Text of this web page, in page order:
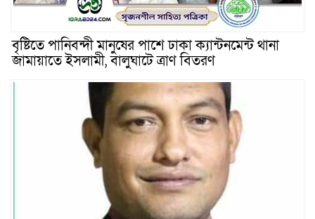
বৃষ্টিতে পানিবন্দী মানুষের পাশে ঢাকা ক্যান্টনমেন্ট থানা
জামায়াতে ইসলামী, বালুঘাটে ত্রাণ বিতরণ